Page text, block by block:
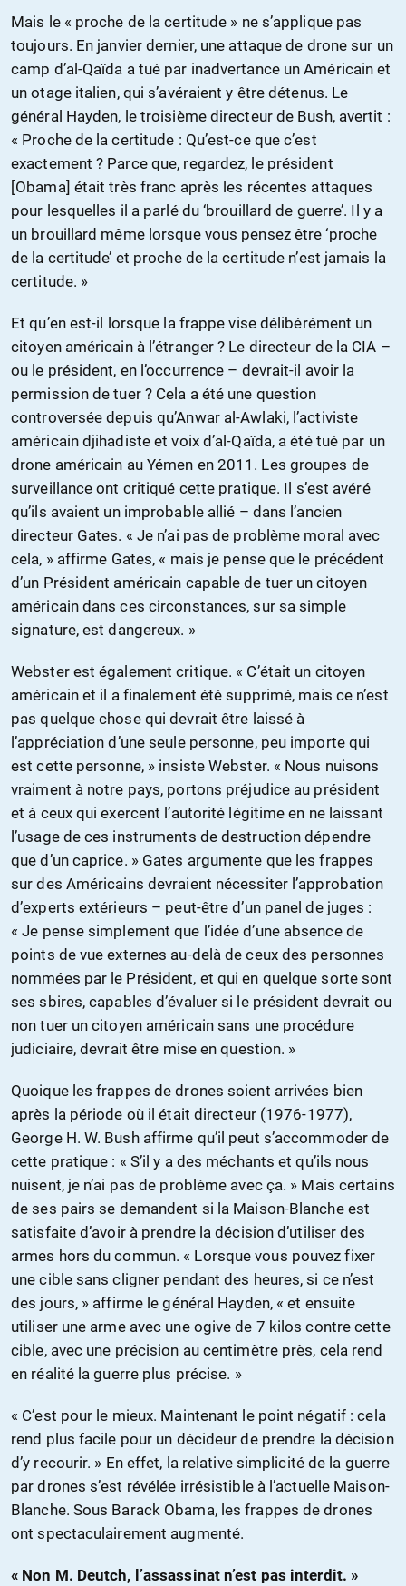
Mais le « proche de la certitude » ne s’applique pas
toujours. En janvier dernier, une attaque de drone sur un
camp d’al-Qaïda a tué par inadvertance un Américain et
un otage italien, qui s’avéraient y être détenus. Le
général Hayden, le troisième directeur de Bush, avertit :
« Proche de la certitude : Qu’est-ce que c’est
exactement ? Parce que, regardez, le président
[Obama] était très franc après les récentes attaques
pour lesquelles il a parlé du ‘brouillard de guerre’. Il y a
un brouillard même lorsque vous pensez être ‘proche
de la certitude’ et proche de la certitude n’est jamais la
certitude. »
Et qu’en est-il lorsque la frappe vise délibérément un
citoyen américain à l’étranger ? Le directeur de la CIA –
ou le président, en l’occurrence – devrait-il avoir la
permission de tuer ? Cela a été une question
controversée depuis qu’Anwar al-Awlaki, l’activiste
américain djihadiste et voix d’al-Qaïda, a été tué par un
drone américain au Yémen en 2011. Les groupes de
surveillance ont critiqué cette pratique. Il s’est avéré
qu’ils avaient un improbable allié – dans l’ancien
directeur Gates. « Je n’ai pas de problème moral avec
cela, » affirme Gates, « mais je pense que le précédent
d’un Président américain capable de tuer un citoyen
américain dans ces circonstances, sur sa simple
signature, est dangereux. »
Webster est également critique. « C’était un citoyen
américain et il a finalement été supprimé, mais ce n’est
pas quelque chose qui devrait être laissé à
l’appréciation d’une seule personne, peu importe qui
est cette personne, » insiste Webster. « Nous nuisons
vraiment à notre pays, portons préjudice au président
et à ceux qui exercent l’autorité légitime en ne laissant
l’usage de ces instruments de destruction dépendre
que d’un caprice. » Gates argumente que les frappes
sur des Américains devraient nécessiter l’approbation
d’experts extérieurs – peut-être d’un panel de juges :
« Je pense simplement que l’idée d’une absence de
points de vue externes au-delà de ceux des personnes
nommées par le Président, et qui en quelque sorte sont
ses sbires, capables d’évaluer si le président devrait ou
non tuer un citoyen américain sans une procédure
judiciaire, devrait être mise en question. »
Quoique les frappes de drones soient arrivées bien
après la période où il était directeur (1976-1977),
George H. W. Bush affirme qu’il peut s’accommoder de
cette pratique : « S’il y a des méchants et qu’ils nous
nuisent, je n’ai pas de problème avec ça. » Mais certains
de ses pairs se demandent si la Maison-Blanche est
satisfaite d’avoir à prendre la décision d’utiliser des
armes hors du commun. « Lorsque vous pouvez fixer
une cible sans cligner pendant des heures, si ce n’est
des jours, » affirme le général Hayden, « et ensuite
utiliser une arme avec une ogive de 7 kilos contre cette
cible, avec une précision au centimètre près, cela rend
en réalité la guerre plus précise. »
« C’est pour le mieux. Maintenant le point négatif : cela
rend plus facile pour un décideur de prendre la décision
d’y recourir. » En effet, la relative simplicité de la guerre
par drones s’est révélée irrésistible à l’actuelle Maison-
Blanche. Sous Barack Obama, les frappes de drones
ont spectaculairement augmenté.
« Non M. Deutch, l’assassinat n’est pas interdit. »